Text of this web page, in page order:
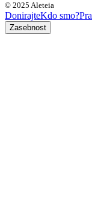
© 2025 Aleteia
DonirajteKdo smo?
Zasebnost